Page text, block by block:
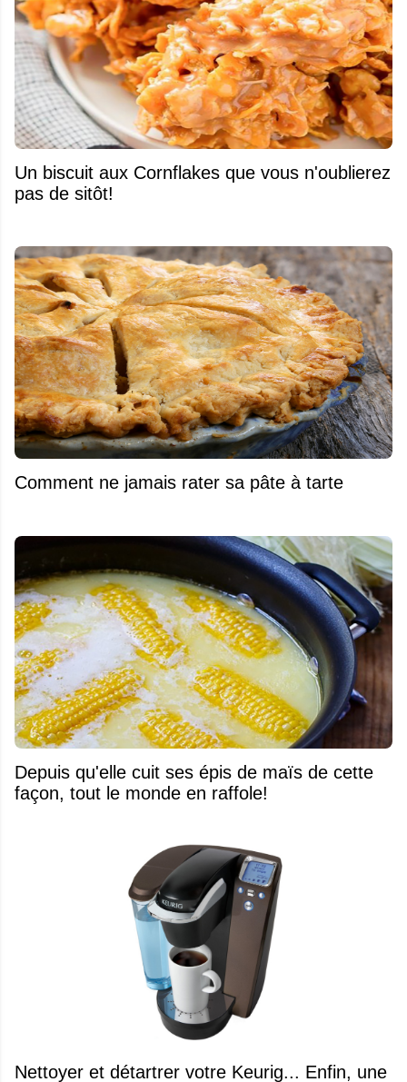
Un biscuit aux Cornflakes que vous n'oublierez
pas de sitôt!
Comment ne jamais rater sa pâte à tarte
Depuis qu'elle cuit ses épis de maïs de cette
façon, tout le monde en raffole!
Nettoyer et détartrer votre Keurig... Enfin, une